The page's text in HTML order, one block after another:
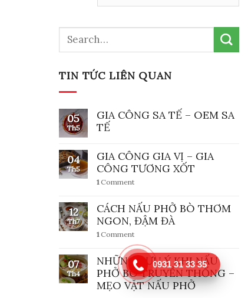
Search
TIN TỨC LIÊN QUAN
05
Th5
GIA CÔNG SA TẾ – OEM SA
TẾ
04
Th5
GIA CÔNG GIA VỊ – GIA
CÔNG TƯƠNG XỐT
1Comment
12
Th7
CÁCH NẤU PHỞ BÒ THƠM
NGON, ĐẬM ĐÀ
1Comment
07
Th4
NHỮNG LƯU Ý KHI NẤU
PHỞ BÒ TRUYỀN THỐNG –
MẸO VẶT NẤU PHỞ
0931 31 33 35